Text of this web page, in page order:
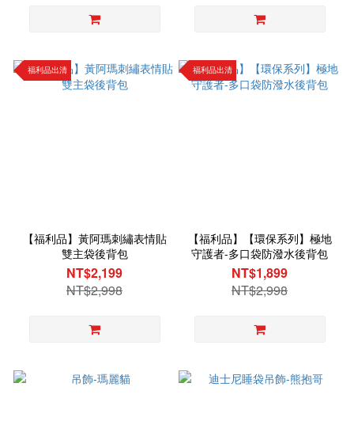
福利品出清
【福利品】黃阿瑪刺繡表情貼
雙主袋後背包
NT$2,199
NT$2,998
福利品出清
【福利品】【環保系列】極地
守護者-多口袋防潑水後背包
NT$1,899
NT$2,998